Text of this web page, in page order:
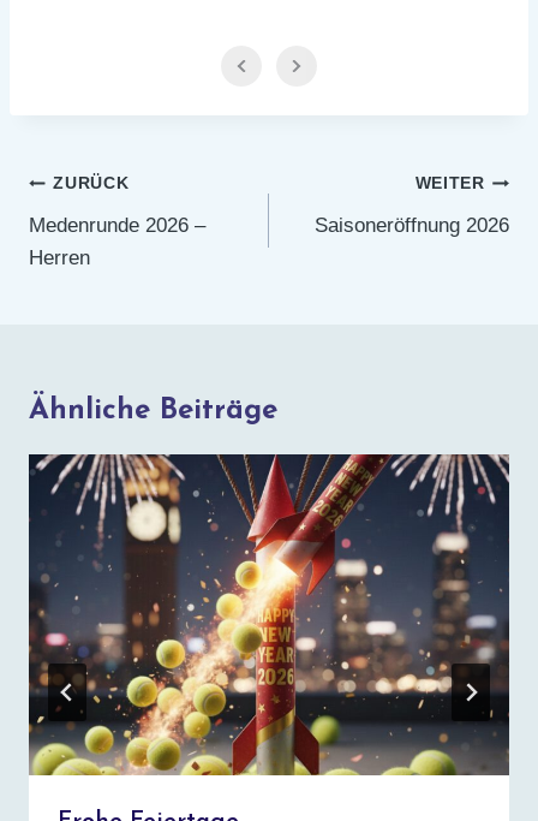
Beitragsnavigation
ZURÜCK
Medenrunde 2026 –
Herren
WEITER
Saisoneröffnung 2026
Ähnliche Beiträge